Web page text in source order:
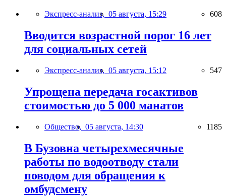
Экспресс-анализ, 05 августа, 15:29 608
Вводится возрастной порог 16 лет
для социальных сетей
Экспресс-анализ, 05 августа, 15:12 547
Упрощена передача госактивов
стоимостью до 5 000 манатов
Общество, 05 августа, 14:30 1185
В Бузовна четырехмесячные
работы по водоотводу стали
поводом для обращения к
омбудсмену